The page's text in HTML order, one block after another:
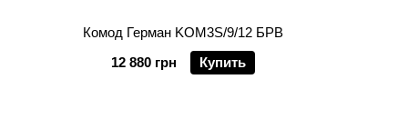
Комод Герман KOM3S/9/12 БРВ
12 880 грн
Купить